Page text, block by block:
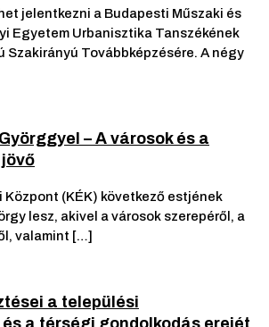
jelentkezni a Budapesti Műszaki és
Egyetem Urbanisztika Tanszékének
Szakirányú Továbbképzésére. A négy
– A városok és a
(KÉK) következő estjének
lesz, akivel a városok szerepéről, a
valamint […]
a települési